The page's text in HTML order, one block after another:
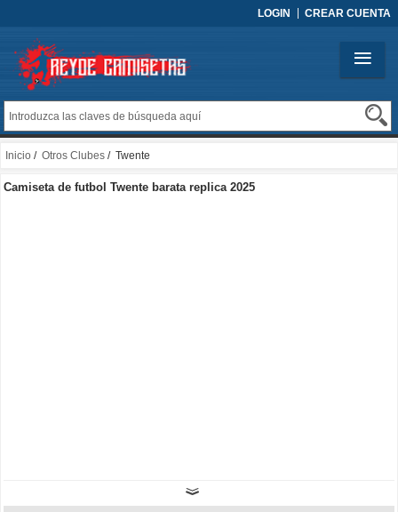
LOGIN CREAR CUENTA
Inicio / Otros Clubes / Twente
Camiseta de futbol Twente barata replica 2025